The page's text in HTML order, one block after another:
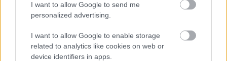
I want to allow Google to send me
personalized advertising.
I want to allow Google to enable storage
related to analytics like cookies on web or
device identifiers in apps.